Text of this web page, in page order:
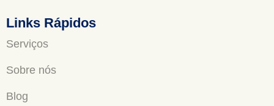
Links Rápidos
Serviços
Sobre nós
Blog